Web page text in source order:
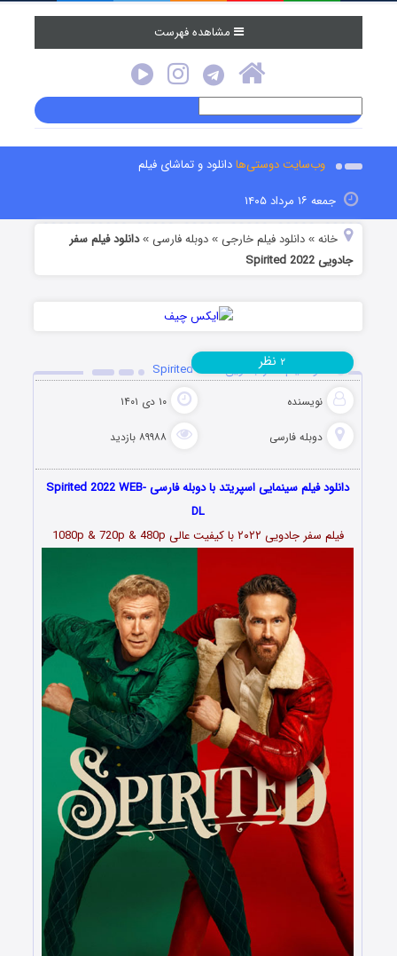
مشاهده فهرست
وب‌سایت دوستی‌هادانلود و تماشای فیلم
جمعه ۱۶ مرداد ۱۴۰۵
خانه »دانلود فیلم خارجی »دوبله فارسی »دانلود فیلم سفر
جادویی Spirited 2022
دانلود فیلم سفر جادویی Spirited 2022
نویسنده ۱۰ دی ۱۴۰۱
دوبله فارسی ۸۹۹۸۸ بازدید
۲ نظر
دانلود فیلم سینمایی اسپریتد با دوبله فارسی Spirited 2022 WEB-
DL
فیلم سفر جادویی ۲۰۲۲ با کیفیت عالی 1080p & 720p & 480p